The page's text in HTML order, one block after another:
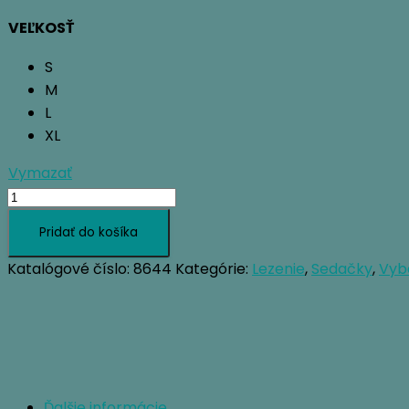
VEĽKOSŤ
S
M
L
XL
Vymazať
množstvo
WEBEEPridať do košíka
Katalógové číslo: 8644 Kategórie: Lezenie, Sedačky,